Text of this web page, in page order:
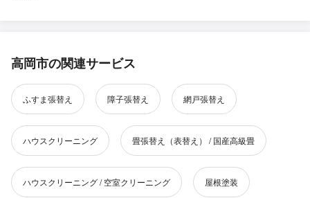
高岡市の関連サービス
ふすま張替え 障子張替え 網戸張替え
ハウスクリーニング 畳張替え（表替え） / 国産高級畳
ハウスクリーニング / 空室クリーニング 屋根塗装